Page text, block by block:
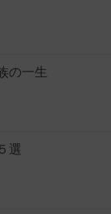
の一生
選